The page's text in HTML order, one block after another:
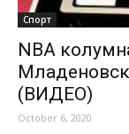
Спорт
NBA
(ВИДЕО)
October 6, 2020